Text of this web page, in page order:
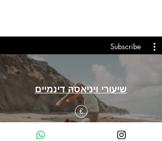
Subscribe
שיעורי ויניאסה דינמיים
€